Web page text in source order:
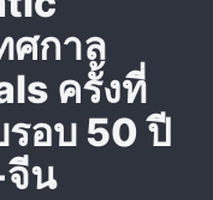
ศกาล
ครั้งที่
อบ 50 ปี
น